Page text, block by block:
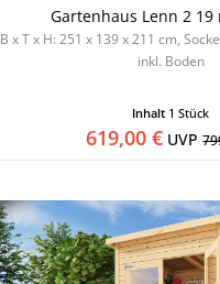
Gartenhaus Lenn 2
B x T x H: 251 x 139 x 211 cm,
inkl. Boden
Inhalt 1 Stück
619,00 € UVP